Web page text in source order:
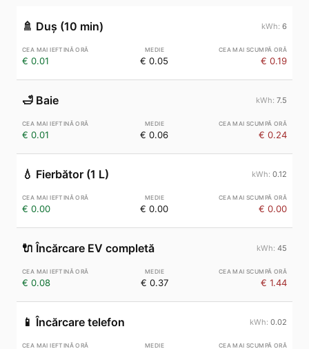
🚿 Duș (10 min) 6
€ 0.01 € 0.05 € 0.19
🛁 Baie 7.5
€ 0.01 € 0.06 € 0.24
💧 Fierbător (1 L) 0.12
€ 0.00 € 0.00 € 0.00
🔌 Încărcare EV completă 45
€ 0.08 € 0.37 € 1.44
📱 Încărcare telefon 0.02